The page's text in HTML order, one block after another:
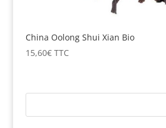
China Oolong Shui Xian Bio
15,60€ TTC